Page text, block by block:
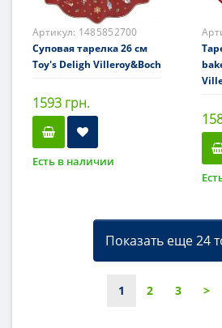
Артикул: 1485852700
Суповая тарелка 26 см
Toy's Deligh Villeroy&Boch
1593 грн.
Есть в наличии
Показать еще 24
1 2 3 >